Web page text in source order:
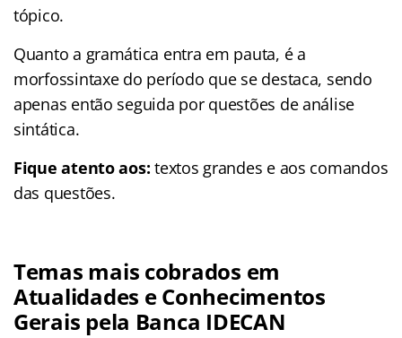
tópico.
Quanto a gramática entra em pauta, é a
morfossintaxe do período que se destaca, sendo
apenas então seguida por questões de análise
sintática.
Fique atento aos: textos grandes e aos comandos
das questões.
Temas mais cobrados em
Atualidades e Conhecimentos
Gerais pela Banca IDECAN